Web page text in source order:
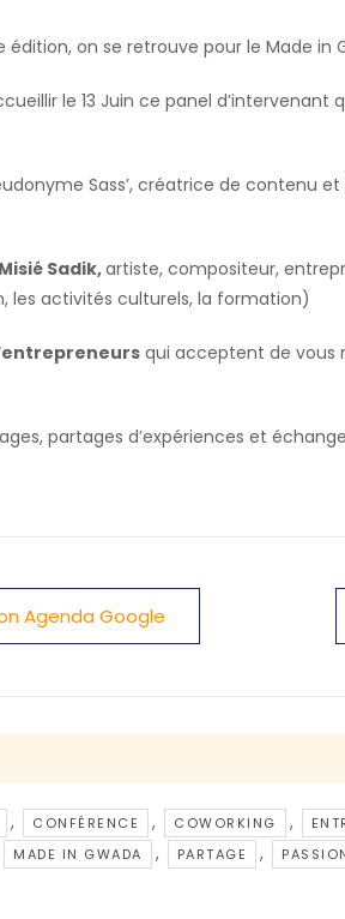
édition, on se retrouve pour le Made in
le 13 Juin ce panel
Sass’, créatrice de contenu
Sadik,artiste, compositeur,
les activités culturels, la formation)
qui acceptent de vous
partages d’expériences et
Agenda Google
, CONFÉRENCE , COWORKING ,
MADE IN GWADA , PARTAGE ,